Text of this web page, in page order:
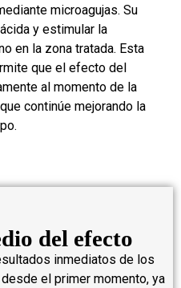
microagujas. Su
y estimular la
en la zona tratada. Esta
que el efecto del
al momento de la
continúe mejorando la
del efecto
inmediatos de los
el primer momento, ya